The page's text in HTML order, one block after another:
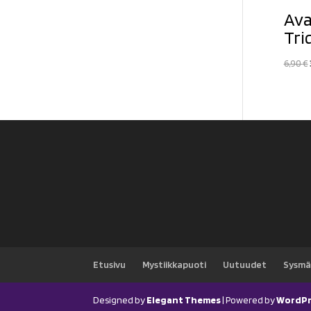
6,90€
Etusivu Mystiikkapuoti Uutuudet
Designed byElegant Themes| Powered by